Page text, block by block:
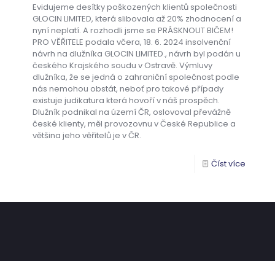
Evidujeme desítky poškozených klientů společnosti
GLOCIN LIMITED, která slibovala až 20% zhodnocení a
nyní neplatí. A rozhodli jsme se PRÁSKNOUT BIČEM!
PRO VĚŘITELE podala včera, 18. 6. 2024 insolvenční
návrh na dlužníka GLOCIN LIMITED., návrh byl podán u
českého Krajského soudu v Ostravě. Výmluvy
dlužníka, že se jedná o zahraniční společnost podle
nás nemohou obstát, neboť pro takové případy
existuje judikatura která hovoří v náš prospěch.
Dlužník podnikal na území ČR, oslovoval převážně
české klienty, měl provozovnu v České Republice a
většina jeho věřitelů je v ČR.
Číst více